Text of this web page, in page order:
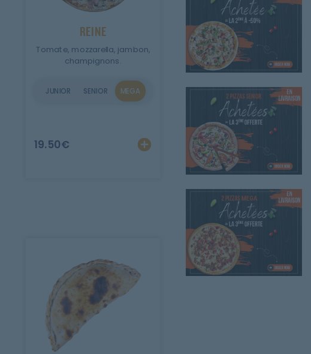
Ajouter Personnaliser
REINE
Tomate, mozzarella, jambon,
champignons.
JUNIOR SENIOR MEGA
19.50€ Ajouter Personnaliser